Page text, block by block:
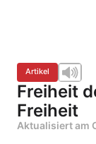
Artikel
Freiheit
Freiheit
Aktualisiert am